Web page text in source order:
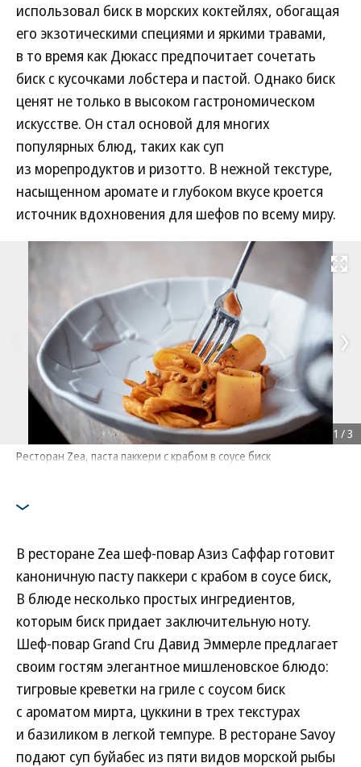
использовал биск в морских коктейлях, обогащая
его экзотическими специями и яркими травами,
в то время как Дюкасс предпочитает сочетать
биск с кусочками лобстера и пастой. Однако биск
ценят не только в высоком гастрономическом
искусстве. Он стал основой для многих
популярных блюд, таких как суп
из морепродуктов и ризотто. В нежной текстуре,
насыщенном аромате и глубоком вкусе кроется
источник вдохновения для шефов по всему миру.
Развернуть
Ресторан Zea, паста паккери с крабом в соусе биск
1 /3
В ресторане Zea шеф-повар Азиз Саффар готовит
каноничную пасту паккери с крабом в соусе биск,
В блюде несколько простых ингредиентов,
которым биск придает заключительную ноту.
Шеф-повар Grand Cru Давид Эммерле предлагает
своим гостям элегантное мишленовское блюдо:
тигровые креветки на гриле с соусом биск
с ароматом мирта, цуккини в трех текстурах
и базиликом в легкой темпуре. В ресторане Savoy
подают суп буйабес из пяти видов морской рыбы